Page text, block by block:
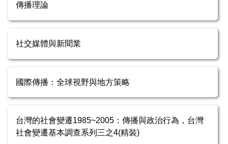
傳播理論
社交媒體與新聞業
國際傳播：全球視野與地方策略
台灣的社會變遷1985~2005：傳播與政治行為，台灣
社會變遷基本調查系列三之4(精裝)